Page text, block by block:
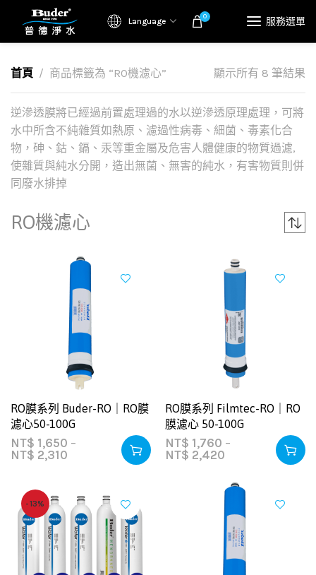
Language 0 服務選單
首頁 商品標籤為 “RO機濾心” 顯示所有 8 筆結果
逆滲透膜將已經過前置處理過的水以逆滲透原理處理，可將
水中所含不純雜質如熱原、濾過性病毒、細菌、毒素化合
物，砷、鈷、鎘、汞等重金屬及危害人體健康的物質過濾,
使雜質與純水分開，造出無菌、無害的純水，有害物質則併
同廢水排掉
RO機濾心
RO膜系列 Buder-RO｜RO膜
濾心50-100G
NT$ 1,650 –
NT$ 2,310
RO膜系列 Filmtec-RO｜RO
膜濾心 50-100G
NT$ 1,760 –
NT$ 2,420
-13%